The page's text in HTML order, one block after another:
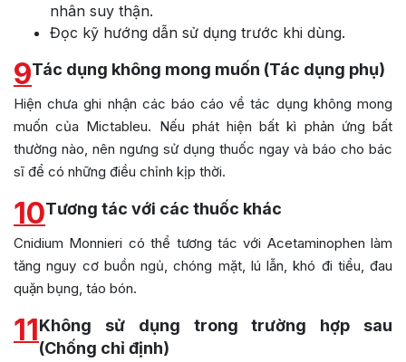
nhân suy thận.
Đọc kỹ hướng dẫn sử dụng trước khi dùng.
9Tác dụng không mong muốn (Tác dụng phụ)
Hiện chưa ghi nhận các báo cáo về tác dụng không mong
muốn của Mictableu. Nếu phát hiện bất kì phản ứng bất
thường nào, nên ngưng sử dụng thuốc ngay và báo cho bác
sĩ để có những điều chỉnh kịp thời.
10Tương tác với các thuốc khác
Cnidium Monnieri có thể tương tác với Acetaminophen làm
tăng nguy cơ buồn ngủ, chóng mặt, lú lẫn, khó đi tiểu, đau
quặn bụng, táo bón.
11Không sử dụng trong trường hợp sau
(Chống chỉ định)